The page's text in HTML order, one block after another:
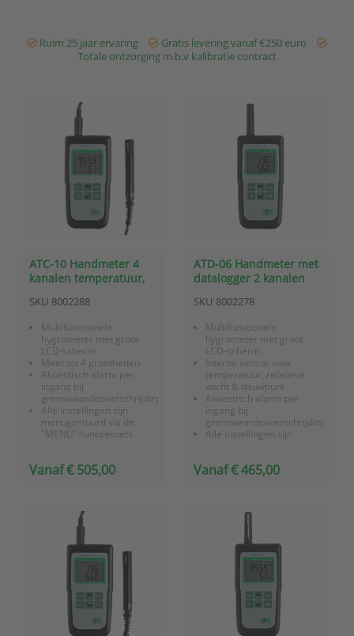
Ruim 25 jaar ervaring
Gratis levering vanaf €250 euro
Totale ontzorging m.b.v kalibratie contract
ATC-10 Handmeter 4
kanalen temperatuur,
atmosferische druk
SKU 8002288
Multifunctionele
hygrometer met groot
LCD-scherm
Meet tot 4 grootheden
Akoestisch alarm per
ingang bij
grenswaardeoverschrijding
Alle instellingen zijn
menugestuurd via de
"MENU"-functietoets
Vanaf € 505,00
ATD-06 Handmeter met
datalogger 2 kanalen
dauwpunt
SKU 8002278
Multifunctionele
hygrometer met groot
LCD-scherm
Interne sensor voor
temperatuur, relatieve
vocht & dauwpunt
Akoestisch alarm per
ingang bij
grenswaardeoverschrijding
Alle instellingen zijn
Voorzien van een
Heeft 3 logging varianten;
handmatig...
Vanaf € 465,00